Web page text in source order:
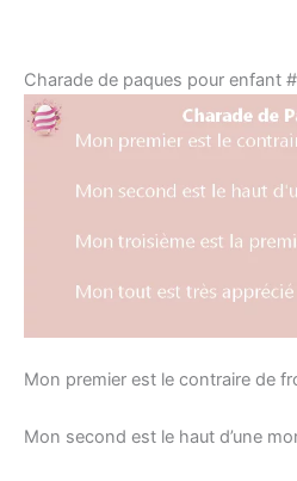
Charade de paques pour enfant
Mon premier est le contraire de
Mon second est le haut d’une